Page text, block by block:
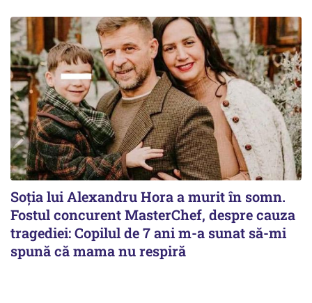
Soția lui Alexandru Hora a murit în somn.
Fostul concurent MasterChef, despre cauza
tragediei: Copilul de 7 ani m-a sunat să-mi
spună că mama nu respiră